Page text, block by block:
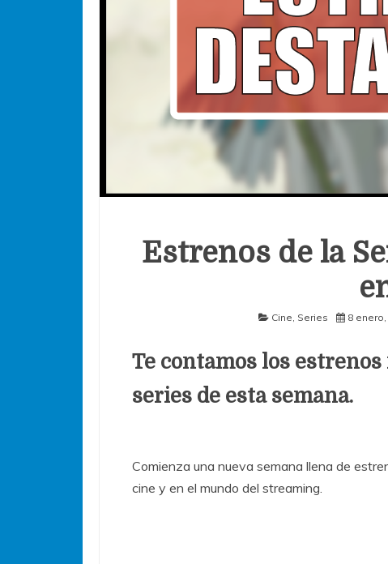
Estrenos de la
Cine, Series 8 enero,
Te contamos los
series de esta semana.
Comienza una nueva semana llena de
cine y en el mundo del streaming.